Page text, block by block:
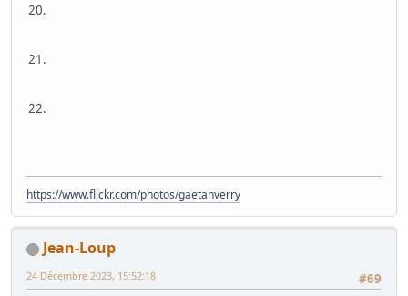
20.
21.
22.
https://www.flickr.com/photos/gaetanverry
Jean-Loup
#69
24 Décembre 2023, 15:52:18